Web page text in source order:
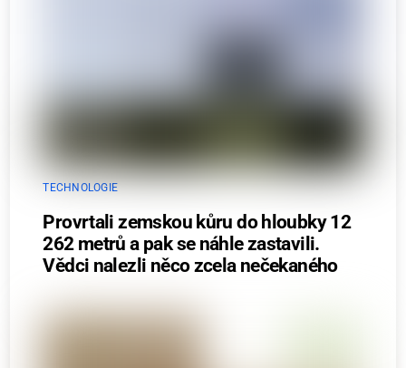
TECHNOLOGIE
Provrtali zemskou kůru do hloubky 12
262 metrů a pak se náhle zastavili.
Vědci nalezli něco zcela nečekaného